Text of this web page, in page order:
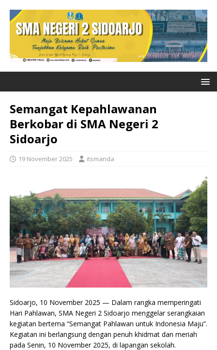
Semangat Kepahlawanan
Berkobar di SMA Negeri 2
Sidoarjo
19 November 2025 itsmanda
Sidoarjo, 10 November 2025 — Dalam rangka memperingati
Hari Pahlawan, SMA Negeri 2 Sidoarjo menggelar serangkaian
kegiatan bertema “Semangat Pahlawan untuk Indonesia Maju”.
Kegiatan ini berlangsung dengan penuh khidmat dan meriah
pada Senin, 10 November 2025, di lapangan sekolah.